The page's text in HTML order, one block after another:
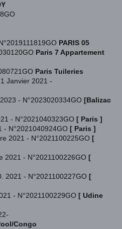
PARIS 05
Paris 7 Appartement
Paris Tuileries
Janvier 2021 -
- N°2023020334GO [Balizac
- N°2021040323GO [ Paris ]
- N°2021040924GO [ Paris ]
2021 - N°2021100225GO [
2021 - N°2021100226GO [
2021 - N°2021100227GO [
- N°2021100229GO [ Udine
Congo